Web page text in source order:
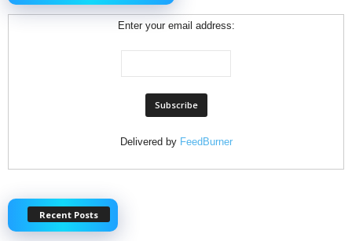
Enter your email address:
Delivered by FeedBurner
Recent Posts